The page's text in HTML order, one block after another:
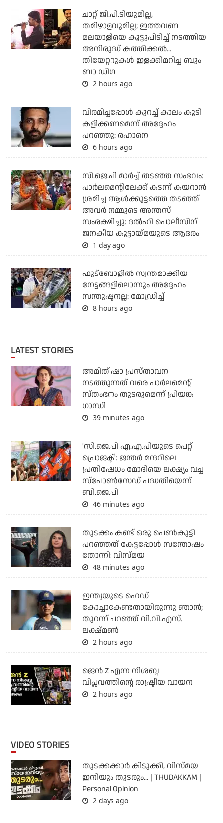
ചാറ്റ് ജി.പി.ടിയുമില്ല,
തമിഴാളവുമില്ല; ഇത്തവണ
മലയാളിയെ കൂട്ടുപിടിച്ച് നടത്തിയ
അനിരുദ്ധ് കത്തിക്കല്‍...
തിയേറ്ററുകള്‍ ഇളക്കിമറിച്ച ബും
ബാ ഡിഗ
2 hours ago
വിരമിച്ചപ്പോള്‍ കുറച്ച് കാലം കൂടി
കളിക്കണമെന്ന് അദ്ദേഹം
പറഞ്ഞു: രഹാനെ
6 hours ago
സി.ജെ.പി മാര്‍ച്ച് തടഞ്ഞ സംഭവം:
പാര്‍ലമെന്റിലേക്ക് കടന്ന് കയറാന്‍
ശ്രമിച്ച ആള്‍ക്കൂട്ടത്തെ തടഞ്ഞ്
അവര്‍ നമ്മുടെ അന്തസ്
സംരക്ഷിച്ചു: ദല്‍ഹി പൊലീസിന്
ജനകീയ കൂട്ടായ്മയുടെ ആദരം
1 day ago
ഫുട്ബോളില്‍ സ്വന്തമാക്കിയ
നേട്ടങ്ങളിലൊന്നും അദ്ദേഹം
സന്തുഷ്ടനല്ല: മോഡ്രിച്ച്
8 hours ago
LATEST STORIES
അമിത് ഷാ പ്രസ്താവന
നടത്തുന്നത് വരെ പാര്‍ലമെന്റ്
സ്തംഭനം തുടരുമെന്ന് പ്രിയങ്ക
ഗാന്ധി
39 minutes ago
'സി.ജെ.പി എ.എ.പിയുടെ പെറ്റ്
പ്രൊജക്ട്': ജന്തര്‍ മന്ദറിലെ
പ്രതിഷേധം മോദിയെ ലക്ഷ്യം വച്ച
സ്‌പോണ്‍സേഡ് പദ്ധതിയെന്ന്
ബി.ജെ.പി
46 minutes ago
തുടക്കം കണ്ട് ഒരു പെൺകുട്ടി
പറഞ്ഞത് കേട്ടപ്പോൾ സന്തോഷം
തോന്നി: വിസ്മയ
48 minutes ago
ഇന്ത്യയുടെ ഹെഡ്
കോച്ചാകേണ്ടതായിരുന്നു ഞാന്‍;
തുറന്ന് പറഞ്ഞ് വി.വി.എസ്.
ലക്ഷ്മണ്‍
2 hours ago
ജെന്‍ Z എന്ന നിശബ്ദ
വിപ്ലവത്തിന്റെ രാഷ്ട്രീയ വായന
2 hours ago
VIDEO STORIES
തുടക്കക്കാര്‍ കിടുക്കി, വിസ്മയ
ഇനിയും തുടരും... | THUDAKKAM |
Personal Opinion
2 days ago